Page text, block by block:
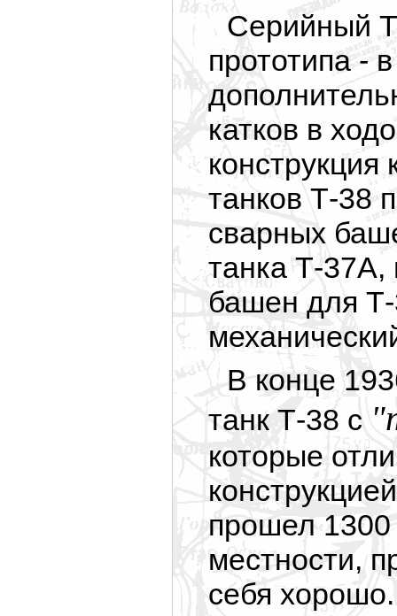
Серийный
прототипа -
катков в
конструкция
танков Т-38
сварных
танка Т-37А,
башен для
В конце
танк Т-38 с
которые
прошел 1300
местности,
себя